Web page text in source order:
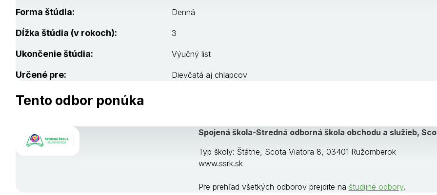
Forma štúdia: Denná
Dĺžka štúdia (v rokoch): 3
Ukončenie štúdia: Výučný list
Určené pre: Dievčatá aj chlapcov
Tento odbor ponúka
Spojená škola-Stredná odborná škola obchodu a služieb,
Typ školy: Štátne, Scota Viatora 8, 03401 Ružomberok
www.ssrk.sk
Pre prehľad všetkých odborov prejdite na študijné odbory.